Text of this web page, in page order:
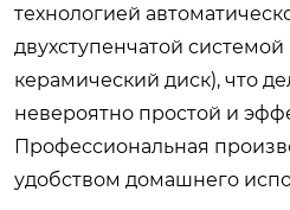
технологией
двухступенчатой
керамический диск), что
невероятно простой и
Профессиональная
удобством домашнего